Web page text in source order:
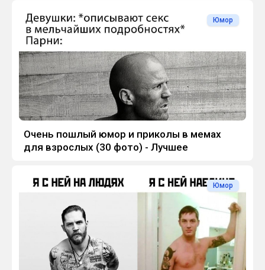
Юмор
Очень пошлый юмор и приколы в мемах
для взрослых (30 фото) - Лучшее
Юмор